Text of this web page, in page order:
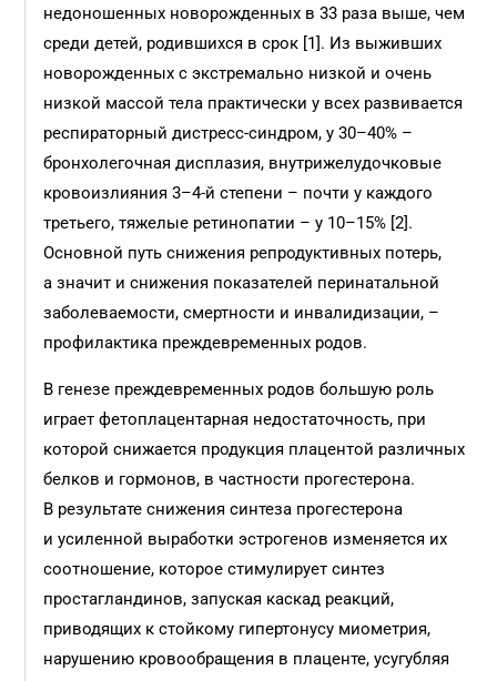
недоношенных новорожденных в 33 раза выше, чем
среди детей, родившихся в срок [1]. Из выживших
новорожденных с экстремально низкой и очень
низкой массой тела практически у всех развивается
респираторный дистресс-синдром, у 30–40% –
бронхолегочная дисплазия, внутрижелудочковые
кровоизлияния 3–4-й степени – почти у каждого
третьего, тяжелые ретинопатии – у 10–15% [2].
Основной путь снижения репродуктивных потерь,
а значит и снижения показателей перинатальной
заболеваемости, смертности и инвалидизации, –
профилактика преждевременных родов.
В генезе преждевременных родов большую роль
играет фетоплацентарная недостаточность, при
которой снижается продукция плацентой различных
белков и гормонов, в частности прогестерона.
В результате снижения синтеза прогестерона
и усиленной выработки эстрогенов изменяется их
соотношение, которое стимулирует синтез
простагландинов, запуская каскад реакций,
приводящих к стойкому гипертонусу миометрия,
нарушению кровообращения в плаценте, усугубляя